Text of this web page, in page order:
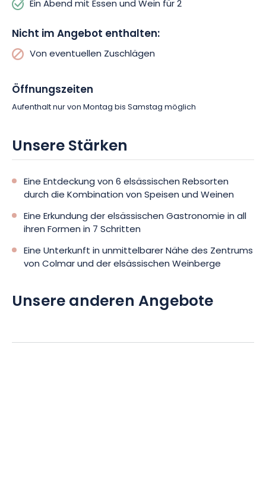
Zu dieser köstlichen
entspannte Atmosphäre der Räumlichkeiten, die ideal ist, um
und genießen Sie den Abend in geselliger Runde.
werden Ihnen verschiedene Zusatzleistungen zur Verfügung
gestellt, um Ihren Aufenthalt perfekt zu machen.
Ein Abend mit Essen und Wein für 2
Nicht im Angebot enthalten:
Von eventuellen Zuschlägen
Öffnungszeiten
Aufenthalt nur von Montag bis Samstag möglich
Unsere Stärken
Eine Entdeckung von 6 elsässischen Rebsorten
durch die Kombination von Speisen und Weinen
Eine Erkundung der elsässischen Gastronomie in all
ihren Formen in 7 Schritten
Eine Unterkunft in unmittelbarer Nähe des Zentrums
von Colmar und der elsässischen Weinberge
Unsere anderen Angebote